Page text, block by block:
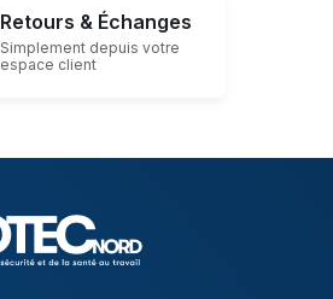
Retours & Échanges
Simplement depuis votre
espace client